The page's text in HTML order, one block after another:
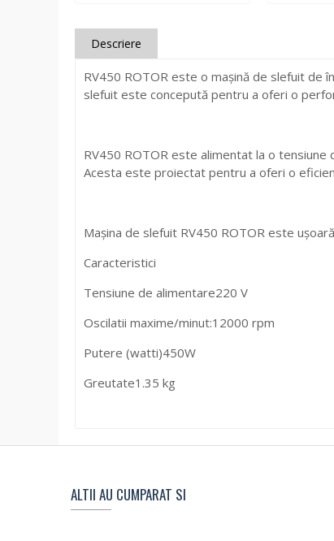
Descriere
RV450 ROTOR este o mașină de slefuit de
slefuit este concepută pentru a oferi o
RV450 ROTOR este alimentat la o
Acesta este proiectat pentru a oferi o
Mașina de slefuit RV450 ROTOR este
Caracteristici
Tensiune de alimentare220 V
Oscilatii maxime/minut:12000 rpm
Putere (watti)450W
Greutate1.35 kg
ALTII AU CUMPARAT SI